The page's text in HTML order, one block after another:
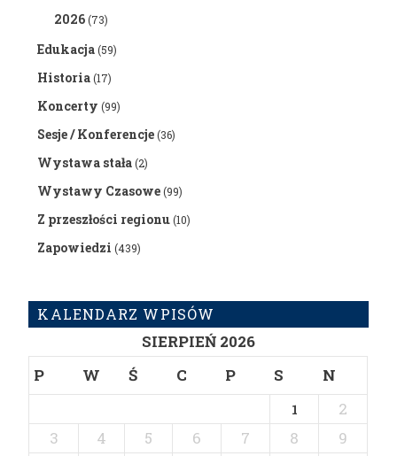
2026(73)
Edukacja(59)
Historia(17)
Koncerty (99)
Sesje / Konferencje(36)
Wystawa stała(2)
Wystawy Czasowe(99)
Z przeszłości regionu(10)
Zapowiedzi (439)
KALENDARZ WPISÓW
SIERPIEŃ 2026
P
W Ś C P S N
1
2
3
4 5 6 7 8
9